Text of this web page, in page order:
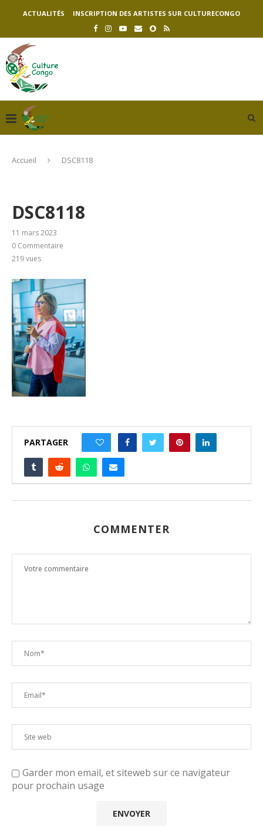
ACTUALITÉS INSCRIPTION DES ARTISTES SUR CULTURECONGO
Accueil DSC8118
DSC8118
11 mars 2023
0 Commentaire
219vues
PARTAGER
COMMENTER
Garder mon email, et siteweb sur ce navigateur
pour prochain usage